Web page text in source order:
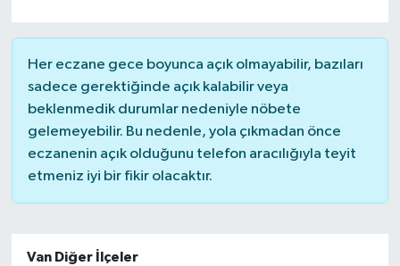
Her eczane gece boyunca açık olmayabilir, bazıları
sadece gerektiğinde açık kalabilir veya
beklenmedik durumlar nedeniyle nöbete
gelemeyebilir. Bu nedenle, yola çıkmadan önce
eczanenin açık olduğunu telefon aracılığıyla teyit
etmeniz iyi bir fikir olacaktır.
Van Diğer İlçeler